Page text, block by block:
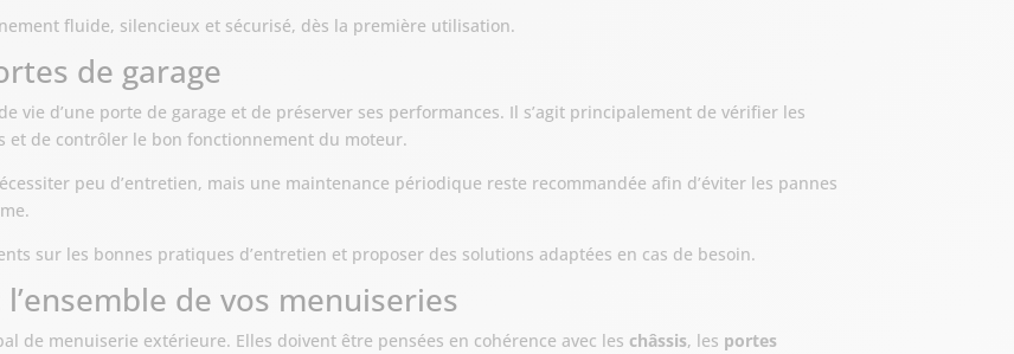
fluide, silencieux et sécurisé, dès la première utilisation.
de garage
vie d’une porte de garage et de préserver ses performances. Il s’agit principalement de vérifier les
et de contrôler le bon fonctionnement du moteur.
peu d’entretien, mais une maintenance périodique reste recommandée afin d’éviter les pannes
sur les bonnes pratiques d’entretien et proposer des solutions adaptées en cas de besoin.
de vos menuiseries
de menuiserie extérieure. Elles doivent être pensées en cohérence avec les châssis, les portes